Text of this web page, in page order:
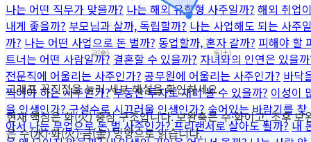
나는 어떤 직무가 맞을까? 나는 해외 유학형 사주일까? 해외 취업
내게 좋을까? 부모님과 살까, 독립할까? 나는 사업해도 되는 사주
까? 나는 어떤 사업으로 돈 벌까?동업할까, 혼자 갈까? 피해야 할
트너는 어떤 사람일까? 결혼할 수 있을까? 자녀와의 인연은 있을
전문직에 어울리는 사주인가? 공무원에 어울리는 사주인가? 바닥
찍어야 하는 사주인가?부동산 투자로 재미 볼 수 있을까? 이성이
을 인생인가?구설수로 시끄러울 인생인가? 숨어있는 바람기를 찾
아서 나는 부업으로 돈 벌 사주인가? 프리랜서로 살아도 될까? 내
그래프 꼭짓점을 눌러 세부 해설을 확인하세요.
현재 핵심은 화(火) 중심 구조입니다. 보완축은 수·화이고, 조후 보
은 수(水)·화(火)·금(金) 방향으로 읽습니다.